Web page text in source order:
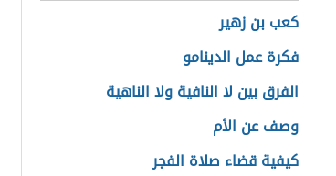
كعب بن زهير
فكرة عمل الدينامو
الفرق بين لا النافية ولا الناهية
وصف عن الأم
كيفية قضاء صلاة الفجر